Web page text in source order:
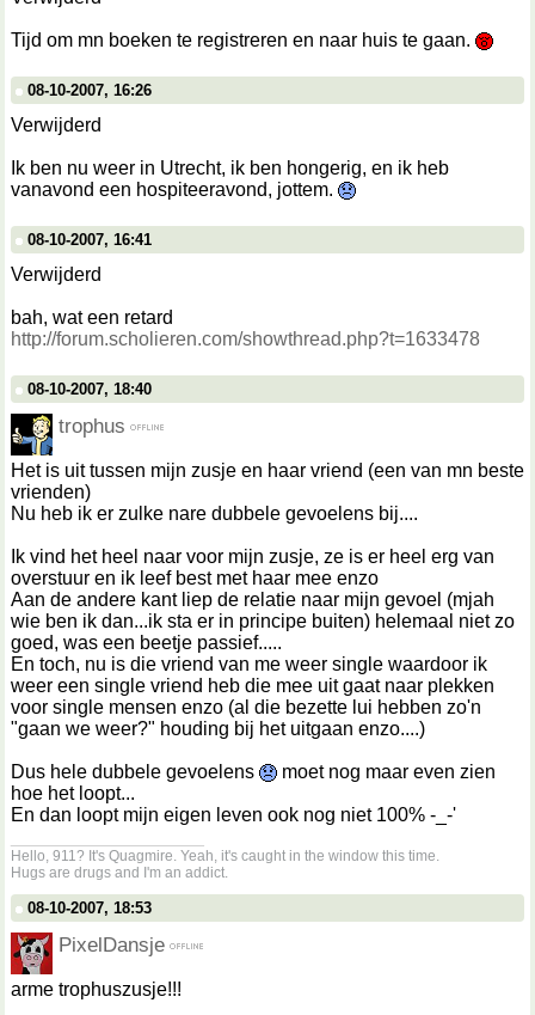
Tijd om mn boeken te registreren en naar huis te gaan.
08-10-2007, 16:26
Verwijderd
Ik ben nu weer in Utrecht, ik ben hongerig, en ik heb
vanavond een hospiteeravond, jottem.
08-10-2007, 16:41
Verwijderd
bah, wat een retard
http://forum.scholieren.com/showthread.php?t=1633478
08-10-2007, 18:40
trophus
Het is uit tussen mijn zusje en haar vriend (een van mn beste
vrienden)
Nu heb ik er zulke nare dubbele gevoelens bij....
Ik vind het heel naar voor mijn zusje, ze is er heel erg van
overstuur en ik leef best met haar mee enzo
Aan de andere kant liep de relatie naar mijn gevoel (mjah
wie ben ik dan...ik sta er in principe buiten) helemaal niet zo
goed, was een beetje passief.....
En toch, nu is die vriend van me weer single waardoor ik
weer een single vriend heb die mee uit gaat naar plekken
voor single mensen enzo (al die bezette lui hebben zo'n
"gaan we weer?" houding bij het uitgaan enzo....)
Dus hele dubbele gevoelens
moet nog maar even zien
hoe het loopt...
En dan loopt mijn eigen leven ook nog niet 100% -_-'
Hello, 911? It's Quagmire. Yeah, it's caught in the window this time.
Hugs are drugs and I'm an addict.
08-10-2007, 18:53
PixelDansje
arme trophuszusje!!!